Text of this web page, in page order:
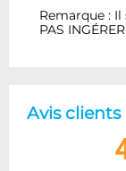
Remarque :
PAS INGÉRER
Avis